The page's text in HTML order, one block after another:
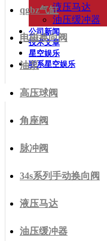
液压马达
油压缓冲器
公司新闻
技术文章
星空娱乐
联系星空娱乐
qgbz气缸
电磁换向阀
油泵
高压球阀
角座阀
脉冲阀
34s系列手动换向阀
液压马达
油压缓冲器